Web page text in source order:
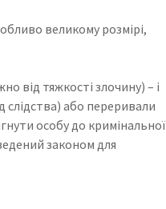
великому розмірі,
від тяжкості злочину) – і
слідства) або переривали
особу до кримінальної
законом для